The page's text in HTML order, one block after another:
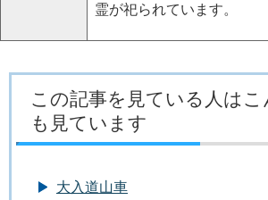
霊が祀られています。
この記事を見ている人はこ
も見ています
大入道山車